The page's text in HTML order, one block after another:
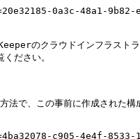
0a3c-48a1-
のクラウドインフラスト
ださい。
で、この事前に作成された構
c905-4e4f-